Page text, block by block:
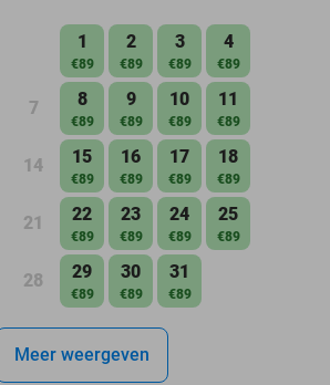
1
€89
2
€89
3
€89
4
€89
7 8
€89
9
€89
10
€89
11
€89
14 15
€89
16
€89
17
€89
18
€89
21 22
€89
23
€89
24
€89
25
€89
28 29
€89
30
€89
31
€89
Meer weergeven